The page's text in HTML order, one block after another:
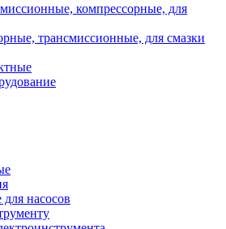
компрессорные, для
трансмиссионные, для смазки
насосов